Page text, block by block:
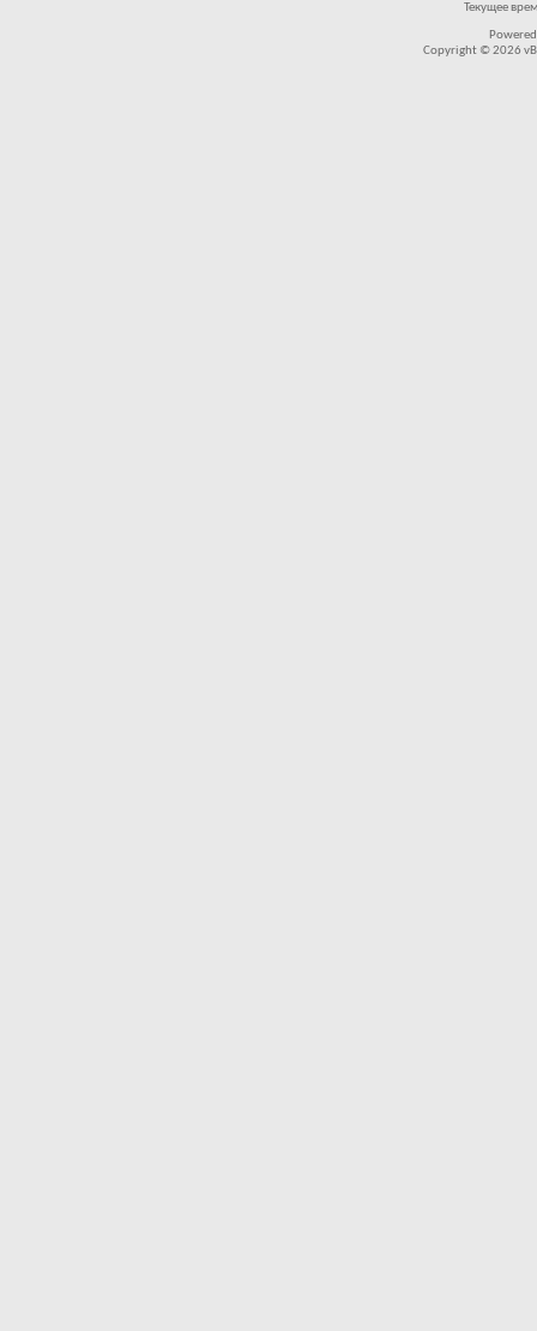
Текущее
Copyright © 2026